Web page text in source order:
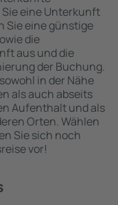
eine Unterkunft
Sie eine günstige
die
aus und die
der Buchung.
in der Nähe
als auch abseits
Aufenthalt und als
Orten. Wählen
Sie sich noch
vor!